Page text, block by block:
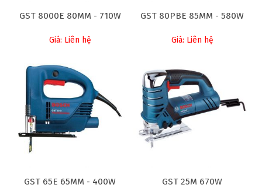
GST 8000E 80MM - 710W
Giá: Liên hệ
GST 80PBE 85MM - 580W
Giá: Liên hệ
GST 65E 65MM - 400W GST 25M 670W